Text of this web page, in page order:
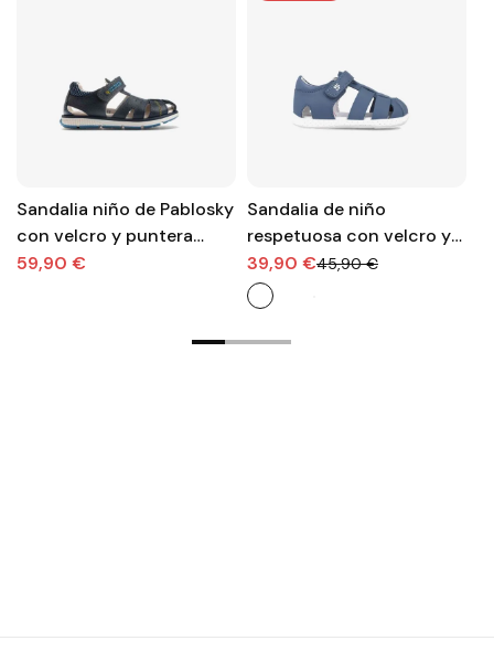
Sandalia niño de Pablosky
con velcro y puntera
reforzada
59,90 €
Sandalia de niño
respetuosa con velcro y
puntera rteforzada de
Garvalin
39,90 €45,90 €